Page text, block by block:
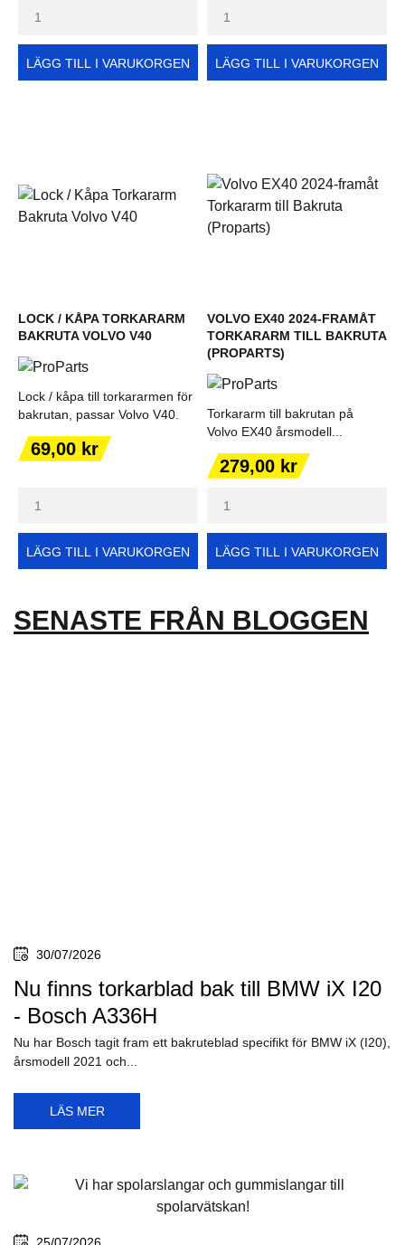
LÄGG TILL I VARUKORGEN LÄGG TILL I VARUKORGEN
LOCK / KÅPA TORKARARM
BAKRUTA VOLVO V40
Lock / kåpa till torkararmen för
bakrutan, passar Volvo V40.
Pris
69,00 kr
LÄGG TILL I VARUKORGEN
VOLVO EX40 2024-FRAMÅT
TORKARARM TILL BAKRUTA
(PROPARTS)
Torkararm till bakrutan på
Volvo EX40 årsmodell...
Pris
279,00 kr
LÄGG TILL I VARUKORGEN
SENASTE FRÅN BLOGGEN
30/07/2026
Nu finns torkarblad bak till BMW iX I20
- Bosch A336H
Nu har Bosch tagit fram ett bakruteblad specifikt för BMW iX (I20),
årsmodell 2021 och...
LÄS MER